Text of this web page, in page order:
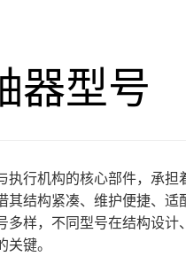
器型号
行机构的核心部件，承担
其结构紧凑、维护便捷、
样，不同型号在结构设计
键。